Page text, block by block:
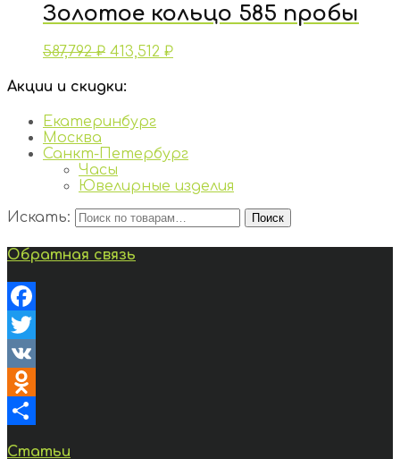
Золотое кольцо 585 пробы
587,792₽ 413,512 ₽
Акции и скидки:
Екатеринбург
Москва
Санкт-Петербург
Часы
Ювелирные изделия
Искать:
Поиск
Обратная связь
Facebook
Twitter
VK
Odnoklassniki
Статьи